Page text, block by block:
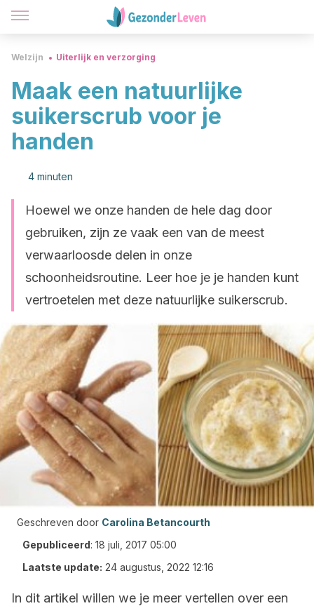
Welzijn Uiterlijk en verzorging
Maak een natuurlijke
suikerscrub voor je
handen
4 minuten
Hoewel we onze handen de hele dag door
gebruiken, zijn ze vaak een van de meest
verwaarloosde delen in onze
schoonheidsroutine. Leer hoe je je handen kunt
vertroetelen met deze natuurlijke suikerscrub.
Geschreven door Carolina Betancourth
Gepubliceerd: 18 juli, 2017 05:00
Laatste update: 24 augustus, 2022 12:16
In dit artikel willen we je meer vertellen over een